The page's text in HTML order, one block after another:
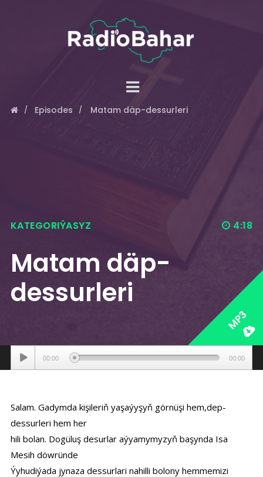
Episodes Matam däp-dessurleri
KATEGORIÝASYZ 4:18
Matam däp-
dessurleri
MP3
Аудиоплеер
00:00 00:00
Salam. Gadymda kişileriň yaşaýyşyň görnüşi hem,dep-
dessurleri hem her
hili bolan. Dogüluş desurlar aýyamymyzyň başynda Isa
Mesih döwründe
Ýyhudiýada jynaza dessurlari nahilli bolony hemmemizi